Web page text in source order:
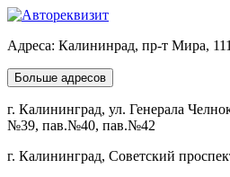
Адреса: Калининрад, пр-т Мира,
Больше адресов
г. Калининград, ул. Генерала
№39, пав.№40, пав.№42
г. Калининград, Советский